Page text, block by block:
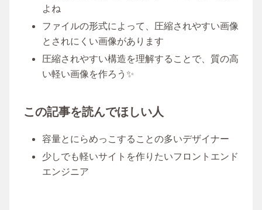
よね
ファイルの形式によって、圧縮されやすい画像
とされにくい画像があります
圧縮されやすい構造を理解することで、質の高
い軽い画像を作ろう✨
この記事を読んでほしい人
容量とにらめっこすることの多いデザイナー
少しでも軽いサイトを作りたいフロントエンド
エンジニア